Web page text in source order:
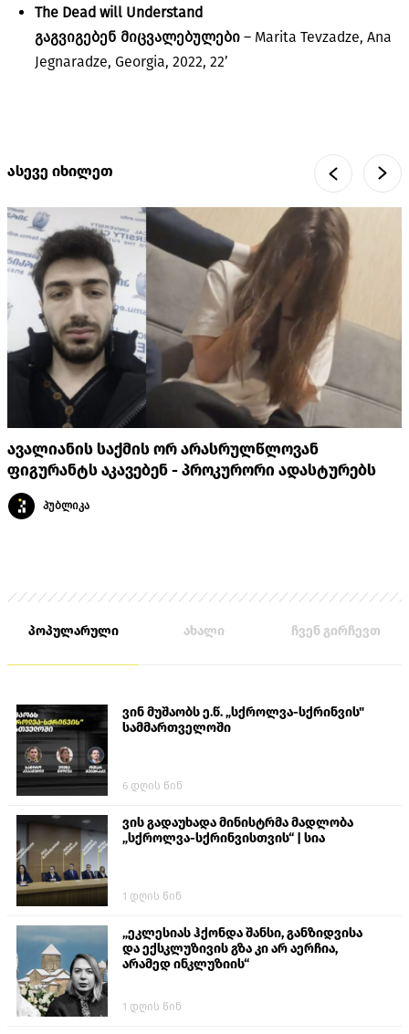
The Dead will Understand
გაგვიგებენ მიცვალებულები – Marita Tevzadze, Ana
Jegnaradze, Georgia, 2022, 22’
ასევე იხილეთ
ავალიანის საქმის ორ არასრულწლოვან
ფიგურანტს აკავებენ - პროკურორი ადასტურებს
პუბლიკა
პოპულარული ახალი ჩვენ გირჩევთ
ვინ მუშაობს ე.წ. „სქროლვა-სქრინვის"
სამმართველოში
6 დღის წინ
ვის გადაუხადა მინისტრმა მადლობა
„სქროლვა-სქრინვისთვის“ | სია
1 დღის წინ
„ეკლესიას ჰქონდა შანსი, განზიდვისა
და ექსკლუზივის გზა კი არ აერჩია,
არამედ ინკლუზიის“
1 დღის წინ